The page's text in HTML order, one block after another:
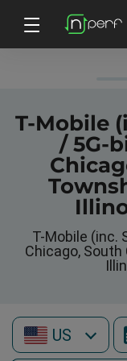
T-Mobile
/ 5G-
T-Mobile (inc.
Chicago,
US